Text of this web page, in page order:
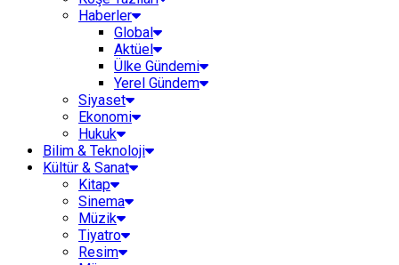
Haberler
Global
Aktüel
Ülke Gündemi
Yerel Gündem
Siyaset
Ekonomi
Hukuk
Bilim & Teknoloji
Kültür & Sanat
Kitap
Sinema
Müzik
Tiyatro
Resim